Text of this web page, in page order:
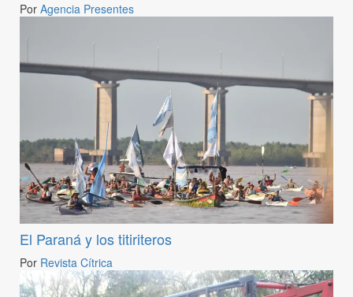
Por Agencia Presentes
El Paraná y los titiriteros
Por Revista Cítrica